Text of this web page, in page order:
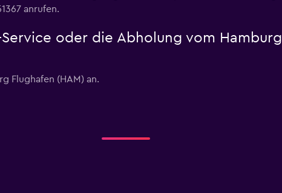
anrufen.
oder die Abholung vom
Flughafen (HAM) an.